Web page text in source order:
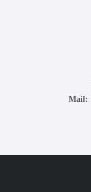
Mail: